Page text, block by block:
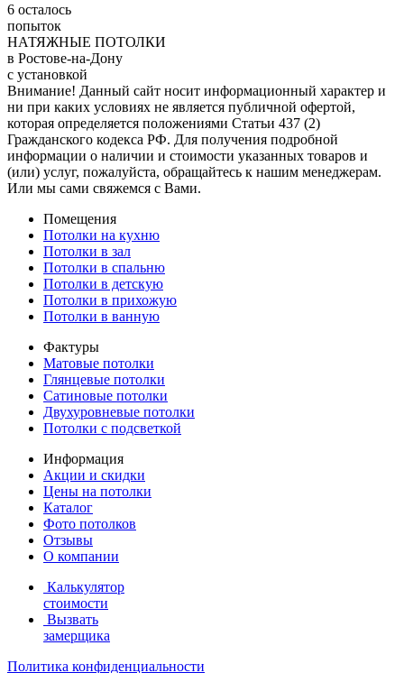
6 осталось
попыток
НАТЯЖНЫЕ ПОТОЛКИ
в Ростове-на-Дону
с установкой
Внимание! Данный сайт носит информационный характер и
ни при каких условиях не является публичной офертой,
которая определяется положениями Статьи 437 (2)
Гражданского кодекса РФ. Для получения подробной
информации о наличии и стоимости указанных товаров и
(или) услуг, пожалуйста, обращайтесь к нашим менеджерам.
Или мы сами свяжемся с Вами.
Помещения
Потолки на кухню
Потолки в зал
Потолки в спальню
Потолки в детскую
Потолки в прихожую
Потолки в ванную
Фактуры
Матовые потолки
Глянцевые потолки
Сатиновые потолки
Двухуровневые потолки
Потолки с подсветкой
Информация
Акции и скидки
Цены на потолки
Каталог
Фото потолков
Отзывы
О компании
Калькулятор
стоимости
Вызвать
замерщика
Политика конфиденциальности